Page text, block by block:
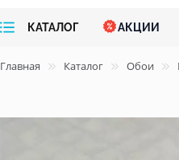
КАТАЛОГ АКЦИИ
Главная Каталог Обои